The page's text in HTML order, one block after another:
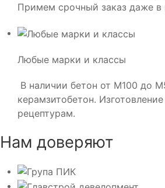
Примем срочный заказ даже в
Любые марки и классы
В наличии бетон от М100 до
керамзитобетон.
рецептурам.
Нам доверяют